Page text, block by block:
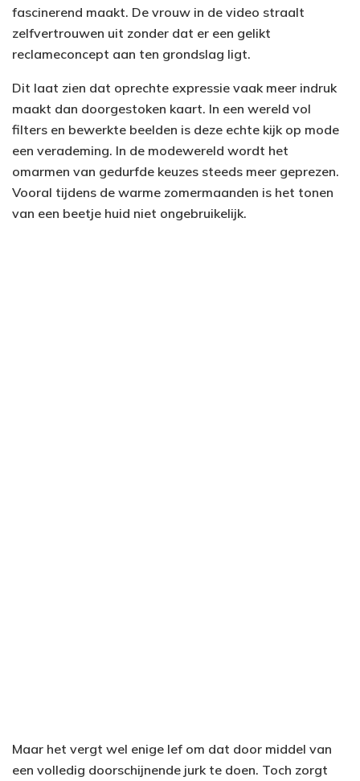
fascinerend maakt. De vrouw in de video straalt
zelfvertrouwen uit zonder dat er een gelikt
reclameconcept aan ten grondslag ligt.
Dit laat zien dat oprechte expressie vaak meer indruk
maakt dan doorgestoken kaart. In een wereld vol
filters en bewerkte beelden is deze echte kijk op mode
een verademing. In de modewereld wordt het
omarmen van gedurfde keuzes steeds meer geprezen.
Vooral tijdens de warme zomermaanden is het tonen
van een beetje huid niet ongebruikelijk.
Maar het vergt wel enige lef om dat door middel van
een volledig doorschijnende jurk te doen. Toch zorgt